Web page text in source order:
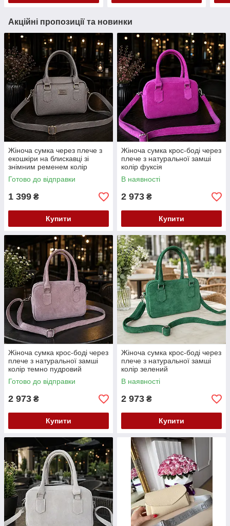
Акційні пропозиції та новинки
Жіноча сумка через плече з
екошкіри на блискавці зі
знімним ременем колір
капучино
Готово до відправки
1 399 ₴
Купити
Жіноча сумка крос-боді через
плече з натуральної замші
колір фуксія
В наявності
2 973 ₴
Купити
Жіноча сумка крос-боді через
плече з натуральної замші
колір темно пудровий
Готово до відправки
2 973 ₴
Купити
Жіноча сумка крос-боді через
плече з натуральної замші
колір зелений
В наявності
2 973 ₴
Купити